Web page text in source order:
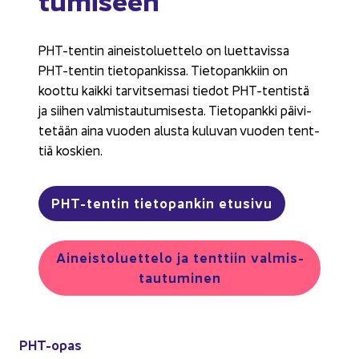
PHT-​opas
PHT-​tentin ai­neis­to­luet­te­lo on luet­ta­vis­sa
PHT-​tentin tie­to­pan­kis­sa. Tie­to­pank­kiin on
koot­tu kaik­ki tar­vit­se­ma­si tie­dot PHT-​tentistä
ja sii­hen val­mis­tau­tu­mi­ses­ta. Tie­to­pank­ki päi­vi­
te­tään aina vuo­den alus­ta ku­lu­van vuo­den tent­
tiä kos­kien.
PHT-​tentin tie­to­pan­kin etusi­vu
Ai­neis­to­luet­te­lo ja tent­tiin val­mis­
tau­tu­mi­nen